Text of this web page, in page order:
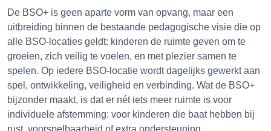
De BSO+ is geen aparte vorm van opvang, maar een
uitbreiding binnen de bestaande pedagogische visie die op
alle BSO-locaties geldt: kinderen de ruimte geven om te
groeien, zich veilig te voelen, en met plezier samen te
spelen. Op iedere BSO-locatie wordt dagelijks gewerkt aan
spel, ontwikkeling, veiligheid en verbinding. Wat de BSO+
bijzonder maakt, is dat er nét iets meer ruimte is voor
individuele afstemming: voor kinderen die baat hebben bij
rust, voorspelbaarheid of extra ondersteuning.